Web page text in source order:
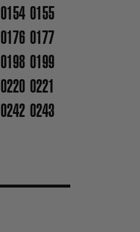
0154 0155
0176 0177
0198 0199
0220 0221
0242 0243